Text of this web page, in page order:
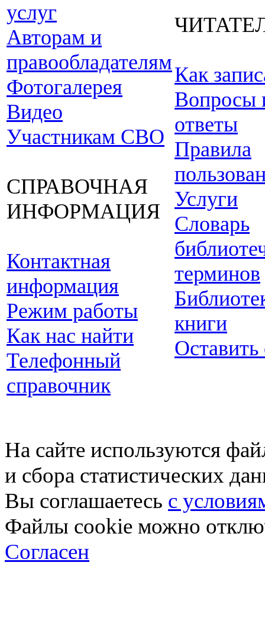
услуг
Авторам и
правообладателям
Фотогалерея
Видео
Участникам СВО
СПРАВОЧНАЯ
ИНФОРМАЦИЯ
Контактная
информация
Режим работы
Как нас найти
Телефонный
справочник
Как
Вопросы
ответы
Правила
Услуги
Словарь
терминов
книги
Оставить
На сайте используются
и сбора статистических
Вы соглашаетесь с
Файлы cookie можно
Согласен